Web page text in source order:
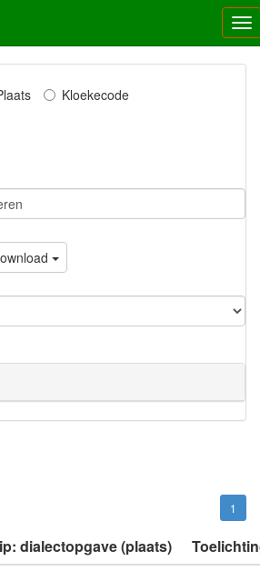
Kloekecode
1
dialectopgave (plaats)